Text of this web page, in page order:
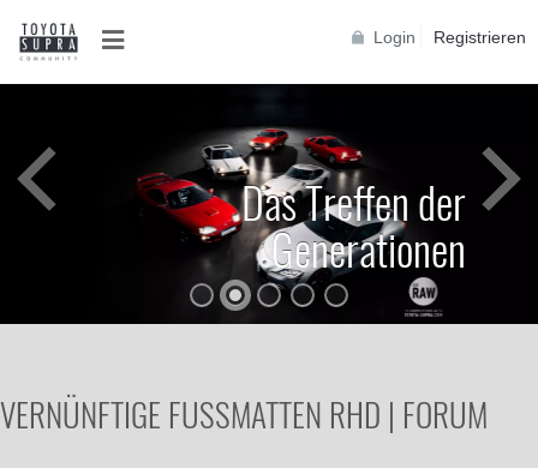
Login Registrieren
Das Treffen der
Generationen
VERNÜNFTIGE FUSSMATTEN RHD | FORUM